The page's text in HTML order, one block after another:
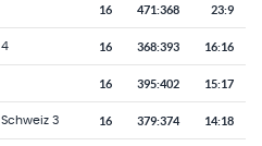
16 471:368 23:9
4 16 368:393 16:16
16 395:402 15:17
3 16 379:374 14:18